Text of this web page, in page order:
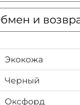
и
Экокожа
Черный
Оксфорд